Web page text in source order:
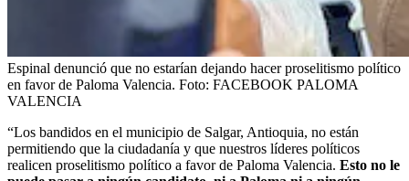
Espinal denunció que no estarían dejando hacer proselitismo político
en favor de Paloma Valencia. Foto: FACEBOOK PALOMA
VALENCIA
“Los bandidos en el municipio de Salgar, Antioquia, no están
permitiendo que la ciudadanía y que nuestros líderes políticos
realicen proselitismo político a favor de Paloma Valencia. Esto no le